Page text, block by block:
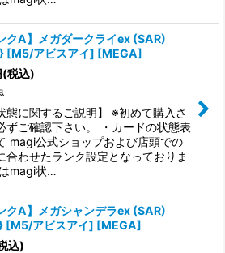
クA】メガダークライex (SAR)
[M5/アビスアイ] [MEGA]
(税込)
態に関するご説明】 ※初めて購入さ
ずご確認下さい。 ・カードの状態表
magi公式ショップおよび店頭での
合わせたランク設定となっておりま
magi状…
クA】メガシャンデラex (SAR)
[M5/アビスアイ] [MEGA]
込)